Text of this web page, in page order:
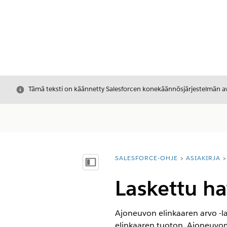
Sulje
Tämä teksti on käännetty Salesforcen konekäännösjärjestelmän
Näytä sisällysluettelo
Olet tässä:
SALESFORCE-OHJE ASIAKIRJA
Laskettu
Ajoneuvon elinkaaren arvo -